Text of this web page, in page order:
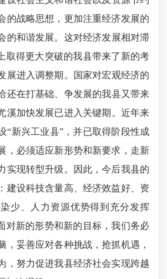
的战略思想，更加注重经济发展的
的和谐发展。 这对经济发展相对滞
上取得更大突破的我县带来了新的考
展进入调整期 。 国家对宏观经济的
还在打基础、 争发展的我县又带来
溪加快发展已进入 关键期 。近年来
“新兴工业县”，并已取得阶段性成
，必须适应新形势和新要求，走新
实现转型升级。因此，今后我县的
建设科技含量高、经济效益好、资
少、人力资源优势得到充分发挥
对新的形势和新的目标，我们务必
， 妥善应对各种挑战，抢抓机遇，
，努力促进我县经济社会实现跨越